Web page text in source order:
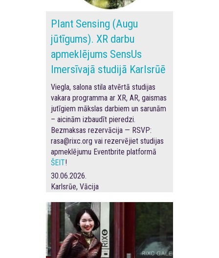
Plant Sensing (Augu
jūtīgums). XR darbu
apmeklējums SensUs
Imersīvajā studijā Karlsrūē
Viegla, salona stila atvērtā studijas
vakara programma ar XR, AR, gaismas
jutīgiem mākslas darbiem un sarunām
– aicinām izbaudīt pieredzi.
Bezmaksas rezervācija — RSVP:
rasa@rixc.org vai rezervējiet studijas
apmeklējumu Eventbrite platformā
ŠEIT!
30.06.2026.
Karlsrūe, Vācija